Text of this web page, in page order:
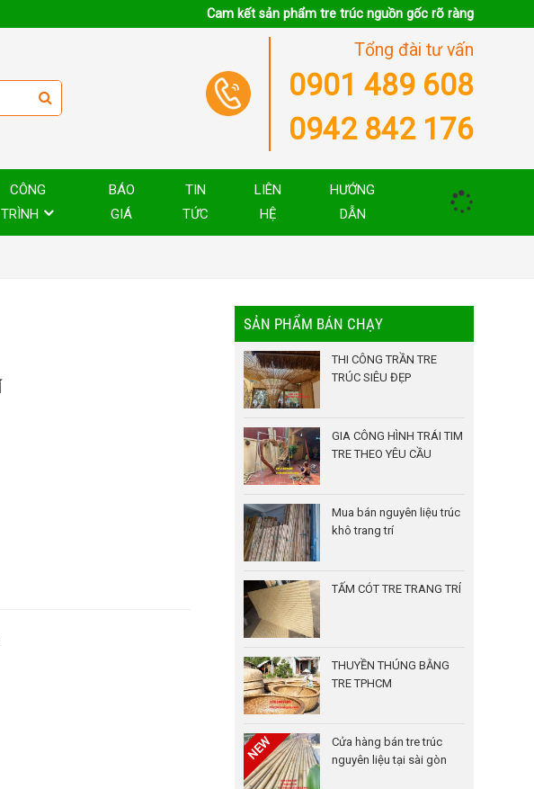
Cam kết sản phẩm tre trúc nguồn gốc rõ ràng
Tổng đài tư vấn
0901 489 608
0942 842 176
CÔNG
TRÌNH
BÁO
GIÁ
TIN
TỨC
LIÊN
HỆ
HƯỚNG
DẪN
SẢN PHẨM BÁN CHẠY
THI CÔNG TRẦN TRE
TRÚC SIÊU ĐẸP
GIA CÔNG HÌNH TRÁI TIM
TRE THEO YÊU CẦU
Mua bán nguyên liệu trúc
khô trang trí
TẤM CÓT TRE TRANG TRÍ
THUYỀN THÚNG BẰNG
TRE TPHCM
Cửa hàng bán tre trúc
nguyên liệu tại sài gòn